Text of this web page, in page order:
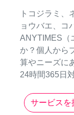
トコジラミ、
ョウバエ、コ
ANYTIMES（
か？個人から
算やニーズに
24時間365日
サービスを